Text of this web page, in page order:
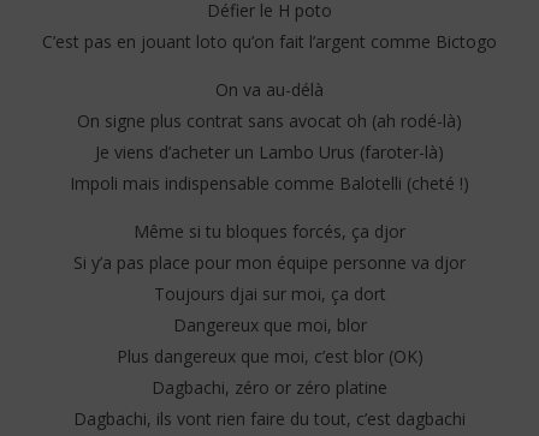
Défier le H poto
C’est pas en jouant loto qu’on fait l’argent comme Bictogo
On va au-délà
On signe plus contrat sans avocat oh (ah rodé-là)
Je viens d’acheter un Lambo Urus (faroter-là)
Impoli mais indispensable comme Balotelli (cheté !)
Même si tu bloques forcés, ça djor
Si y’a pas place pour mon équipe personne va djor
Toujours djai sur moi, ça dort
Dangereux que moi, blor
Plus dangereux que moi, c’est blor (OK)
Dagbachi, zéro or zéro platine
Dagbachi, ils vont rien faire du tout, c’est dagbachi